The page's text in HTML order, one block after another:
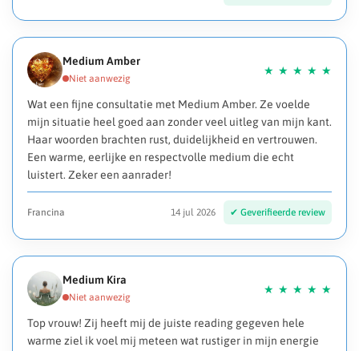
Medium Amber
Wat een fijne consultatie met Medium Amber. Ze voelde
mijn situatie heel goed aan zonder veel uitleg van mijn kant.
Haar woorden brachten rust, duidelijkheid en vertrouwen.
Een warme, eerlijke en respectvolle medium die echt
luistert. Zeker een aanrader!
Francina 14 jul 2026
Medium Kira
Top vrouw! Zij heeft mij de juiste reading gegeven hele
warme ziel ik voel mij meteen wat rustiger in mijn energie